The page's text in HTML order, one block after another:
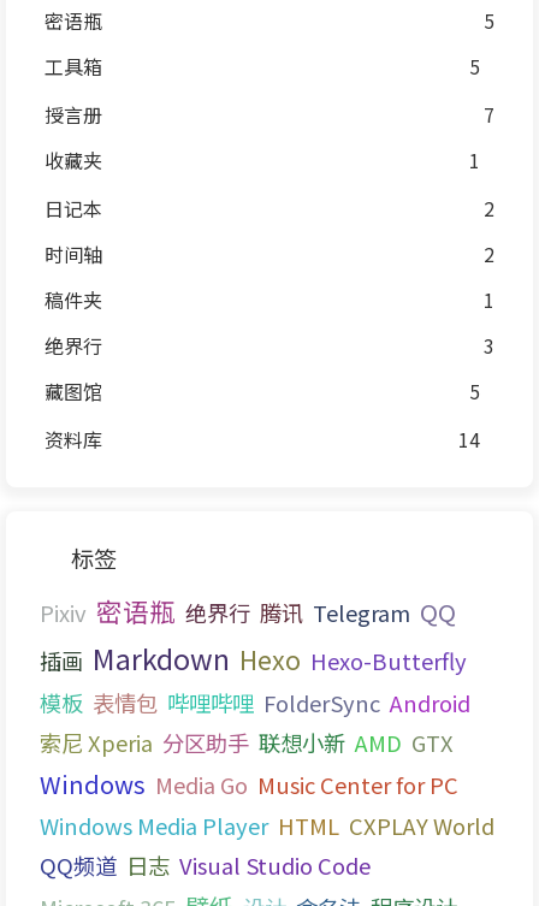
密语瓶
5
工具箱
5
授言册
7
收藏夹
1
日记本
2
时间轴
2
稿件夹
1
绝界行
3
藏图馆
5
资料库
14
标签
Pixiv 密语瓶 绝界行 腾讯 Telegram QQ
插画 Markdown Hexo Hexo-Butterfly
模板 表情包 哔哩哔哩 FolderSync Android
索尼 Xperia 分区助手 联想小新 AMD GTX
Windows Media Go Music Center for PC
Windows Media Player HTML CXPLAY World
QQ频道 日志 Visual Studio Code